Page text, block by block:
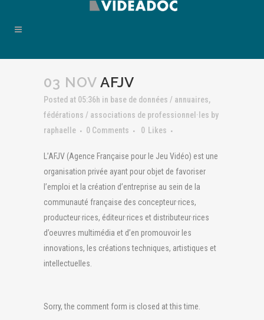
03 NOV AFJV
Posted at 05:36h in base de données / annuaires,
fédérations / associations de professionnel·les by
raphaelle
0 Comments 0 Likes
L’AFJV (Agence Française pour le Jeu Vidéo) est une
organisation privée ayant pour objet de favoriser
l’emploi et la création d’entreprise au sein de la
communauté française des concepteur·rices,
producteur·rices, éditeur·rices et distributeur·rices
d’oeuvres multimédia et d’en promouvoir les
innovations, les créations techniques, artistiques et
intellectuelles.
Sorry, the comment form is closed at this time.